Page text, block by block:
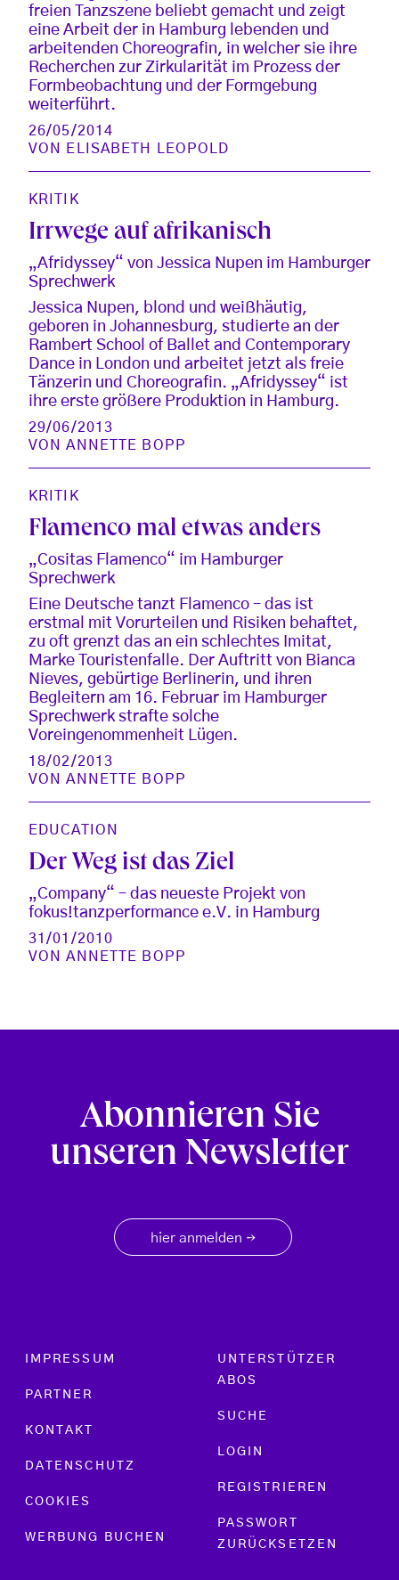
freien Tanzszene beliebt gemacht und zeigt
eine Arbeit der in Hamburg lebenden und
arbeitenden Choreografin, in welcher sie ihre
Recherchen zur Zirkularität im Prozess der
Formbeobachtung und der Formgebung
weiterführt.
26/05/2014
VON
ELISABETH LEOPOLD
KRITIK
Irrwege auf afrikanisch
„Afridyssey“ von Jessica Nupen im Hamburger
Sprechwerk
Jessica Nupen, blond und weißhäutig,
geboren in Johannesburg, studierte an der
Rambert School of Ballet and Contemporary
Dance in London und arbeitet jetzt als freie
Tänzerin und Choreografin. „Afridyssey“ ist
ihre erste größere Produktion in Hamburg.
29/06/2013
VONANNETTE BOPP
KRITIK
Flamenco mal etwas anders
„Cositas Flamenco“ im Hamburger
Sprechwerk
Eine Deutsche tanzt Flamenco – das ist
erstmal mit Vorurteilen und Risiken behaftet,
zu oft grenzt das an ein schlechtes Imitat,
Marke Touristenfalle. Der Auftritt von Bianca
Nieves, gebürtige Berlinerin, und ihren
Begleitern am 16. Februar im Hamburger
Sprechwerk strafte solche
Voreingenommenheit Lügen.
18/02/2013
VONANNETTE BOPP
EDUCATION
Der Weg ist das Ziel
„Company“ – das neueste Projekt von
fokus!tanzperformance e.V. in Hamburg
31/01/2010
VONANNETTE BOPP
Abonnieren Sie
unseren Newsletter
hier anmelden →
Footer menu
IMPRESSUM
PARTNER
KONTAKT
DATENSCHUTZ
COOKIES
WERBUNG BUCHEN
UNTERSTÜTZER
ABOS
SUCHE
LOGIN
REGISTRIEREN
PASSWORT
ZURÜCKSETZEN